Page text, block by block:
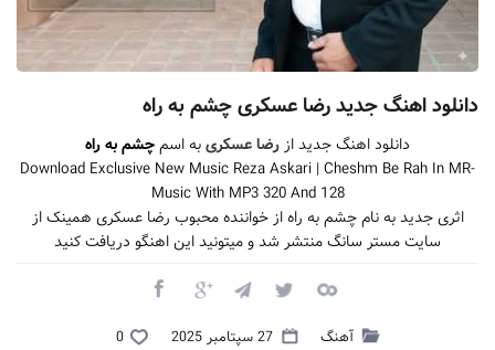
دانلود اهنگ جدید رضا عسکری چشم به راه
دانلود اهنگ جدید از رضا عسکریبه اسمچشم به راه
Download Exclusive New Music Reza Askari | Cheshm Be Rah In MR-
Music With MP3 320 And 128
اثری جدید به نام چشم به راه از خواننده محبوب رضا عسکری همینک از
سایت مستر سانگ منتشر شد و میتونید این اهنگو دریافت کنید
آهنگ 27 سپتامبر 2025 0